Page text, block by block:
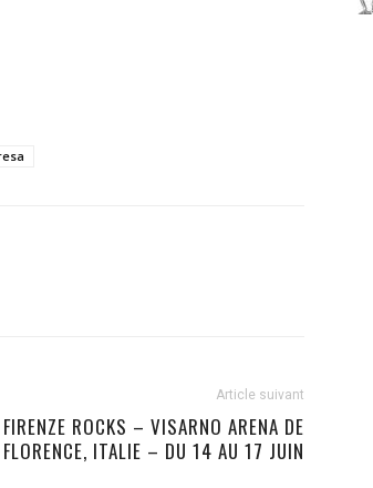
Article suivant
FIRENZE ROCKS – VISARNO ARENA DE
FLORENCE, ITALIE – DU 14 AU 17 JUIN